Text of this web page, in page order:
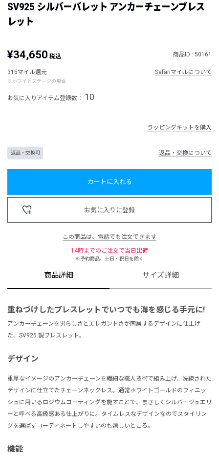
SV925 シルバーバレット アンカーチェーンブレス
レット
¥34,650 税込 商品ID : 50161
315マイル還元
※ホワイトステージの場合
Safariマイルについて
お気に入りアイテム登録数： 10
ラッピングキットを購入
返品・交換可 返品・交換について
カートに入れる
お気に入りに登録
この商品は、電話でも注文できます
14時までのご注文で当日出荷
※予約商品、土日・祝日を除く
商品詳細 サイズ詳細
重ねづけしたブレスレットでいつでも海を感じる手元に!
アンカーチェーンを男らしさとエレガントさが同居するデザインに仕上げ
た、SV925 製ブレスレット。
デザイン
重厚なイメージのアンカーチェーンを繊細な職人技術で組み上げ、洗練された
デザインに仕立てたチェーンネックレス。通常ホワイトゴールドのフィニッ
シュに用いるロジウムコーティングを施すことで、まさしくシルバージュエリ
ーと呼べる高級感ある仕上がりに。タイムレスなデザインなのでスタイリン
グを選ばずコーディネートしやすいのも嬉しいところ。
機能